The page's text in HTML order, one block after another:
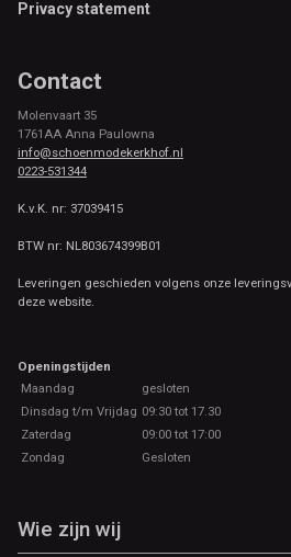
Privacy statement
Contact
Molenvaart 35
1761AA Anna Paulowna
info@schoenmodekerkhof.nl
0223-531344
K.v.K. nr: 37039415
BTW nr: NL803674399B01
Leveringen geschieden volgens onze
deze website.
Openingstijden
Maandag
gesloten
Dinsdag t/m Vrijdag 09:30 tot 17.30
Zaterdag
09:00 tot 17:00
Zondag
Gesloten
Wie zijn wij